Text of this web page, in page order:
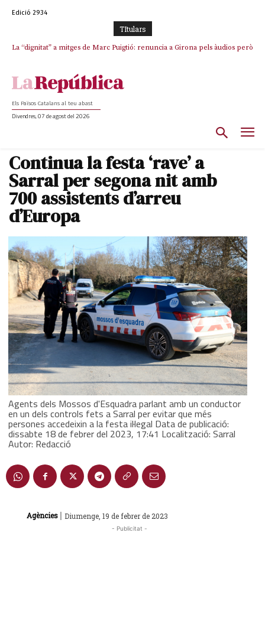
Edició 2934
TItulars
La “dignitat” a mitges de Marc Puigtió: renuncia a Girona pels àudios però
Els Països Catalans al teu abast
Divendres, 07 de agost del 2026
Continua la festa ‘rave’ a
Sarral per segona nit amb
700 assistents d’arreu
d’Europa
Agents dels Mossos d'Esquadra parlant amb un conductor
en un dels controls fets a Sarral per evitar que més
persones accedeixin a la festa il·legal Data de publicació:
dissabte 18 de febrer del 2023, 17:41 Localització: Sarral
Autor: Redacció
Agències | Diumenge, 19 de febrer de 2023
- Publicitat -